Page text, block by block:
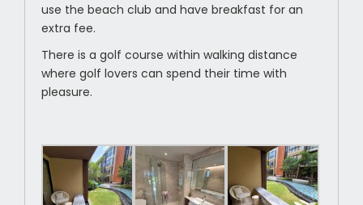
use the beach club and have breakfast for an
extra fee.
There is a golf course within walking distance
where golf lovers can spend their time with
pleasure.